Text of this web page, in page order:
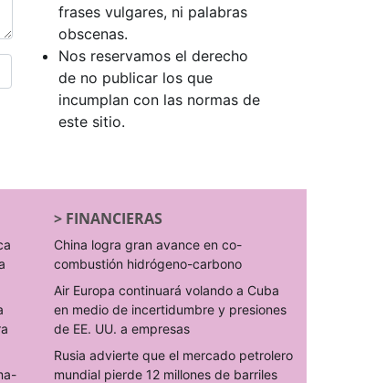
frases vulgares, ni palabras
obscenas.
Nos reservamos el derecho
de no publicar los que
incumplan con las normas de
este sitio.
> FINANCIERAS
China logra gran avance en co-
combustión hidrógeno-carbono
Air Europa continuará volando a Cuba
en medio de incertidumbre y presiones
de EE. UU. a empresas
Rusia advierte que el mercado petrolero
mundial pierde 12 millones de barriles